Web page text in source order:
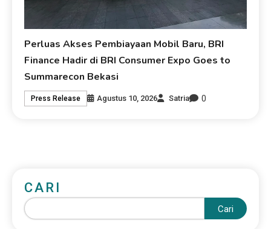
Perluas Akses Pembiayaan Mobil Baru, BRI
Finance Hadir di BRI Consumer Expo Goes to
Summarecon Bekasi
Press Release Agustus 10, 2026 Satria 0
CARI
Cari